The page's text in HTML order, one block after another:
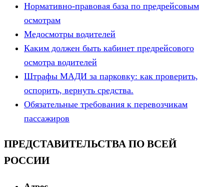
Нормативно-правовая база по предрейсовым
осмотрам
Медосмотры водителей
Каким должен быть кабинет предрейсового
осмотра водителей
Штрафы МАДИ за парковку: как проверить,
оспорить, вернуть средства.
Обязательные требования к перевозчикам
пассажиров
ПРЕДСТАВИТЕЛЬСТВА ПО ВСЕЙ
РОССИИ